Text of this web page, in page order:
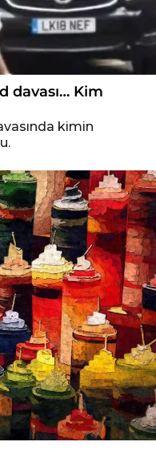
davası… Kim
kimin